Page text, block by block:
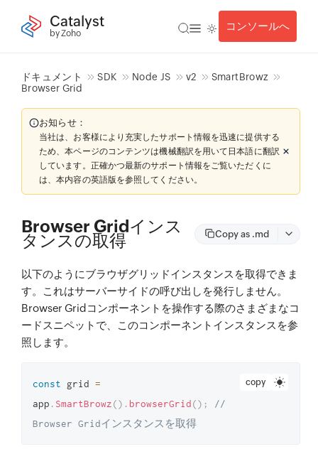
Catalyst
by Zoho
コンソールへ
ドキュメント SDK Node JS v2
SmartBrowz
Browser Grid
お知らせ：
当社は、お客様により充実したサポート情報を迅速に提供する
ため、本ページのコンテンツは機械翻訳を用いて日本語に翻訳
しています。正確かつ最新のサポート情報をご覧いただくに
は、本内容の英語版を参照してください。
Browser Gridインス
タンスの取得 Copy as .md
以下のようにブラウザグリッドインスタンスを取得できま
す。これはサーバーサイドの呼び出しを発行しません。
Browser Gridコンポーネントを操作する際のさまざまなコ
ードスニペットで、このコンポーネントインスタンスを参
照します。
copy
const grid =
app . SmartBrowz() . browserGrid() ;
//
Browser Gridインスタンスを取得